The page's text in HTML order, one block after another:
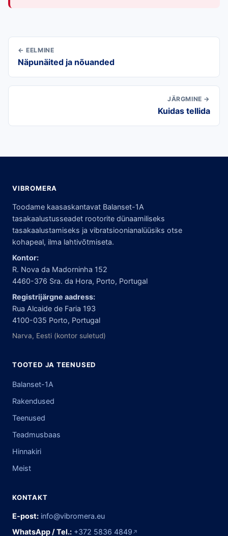
← EELMINE
Näpunäited ja nõuanded
JÄRGMINE →
Kuidas tellida
VIBROMERA
Toodame kaasaskantavat Balanset-1A
tasakaalustusseadet rootorite dünaamiliseks
tasakaalustamiseks ja vibratsioonianalüüsiks otse
kohapeal, ilma lahtivõtmiseta.
Kontor:
R. Nova da Madorninha 152
4460-376 Sra. da Hora, Porto, Portugal
Registrijärgne aadress:
Rua Alcaide de Faria 193
4100-035 Porto, Portugal
Narva, Eesti (kontor suletud)
TOOTED JA TEENUSED
Balanset-1A
Rakendused
Teenused
Teadmusbaas
Hinnakiri
Meist
KONTAKT
E-post: info@vibromera.eu
WhatsApp / Tel.: +372 5836 4849 ↗